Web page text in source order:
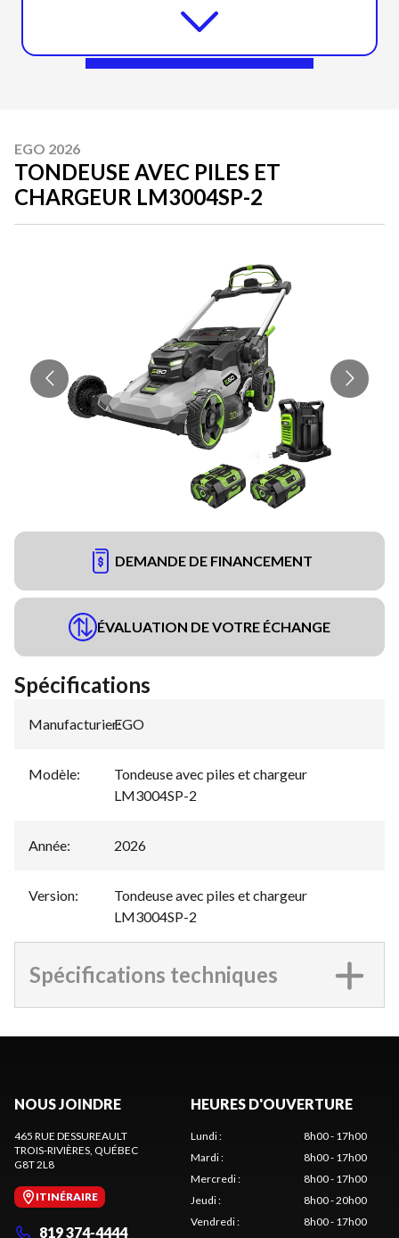
EGO 2026
TONDEUSE AVEC PILES ET
CHARGEUR LM3004SP-2
DEMANDE DE FINANCEMENT
ÉVALUATION DE VOTRE ÉCHANGE
Spécifications
Manufacturier:
EGO
Modèle:
Tondeuse avec piles et chargeur
LM3004SP-2
Année: 2026
Version:
Tondeuse avec piles et chargeur
LM3004SP-2
Spécifications techniques
NOUS JOINDRE
465 RUE DESSUREAULT
TROIS-RIVIÈRES, QUÉBEC
G8T 2L8
ITINÉRAIRE
819 374-4444
HEURES D'OUVERTURE
Lundi:
8h00 - 17h00
Mardi:
8h00 - 17h00
Mercredi:
8h00 - 17h00
Jeudi:
8h00 - 20h00
Vendredi:
8h00 - 17h00